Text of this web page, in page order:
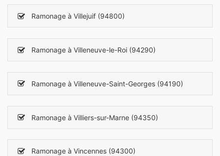
Ramonage à Villejuif (94800)
Ramonage à Villeneuve-le-Roi (94290)
Ramonage à Villeneuve-Saint-Georges (94190)
Ramonage à Villiers-sur-Marne (94350)
Ramonage à Vincennes (94300)